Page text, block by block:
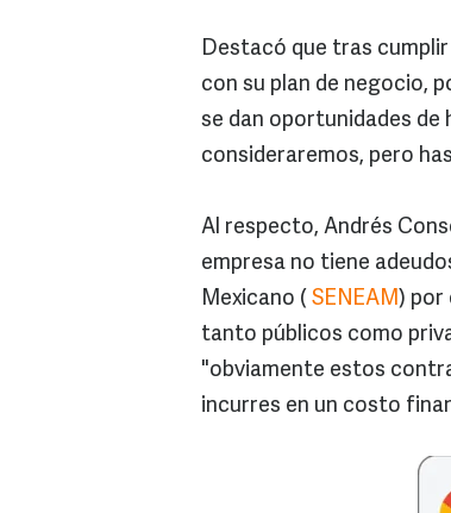
Destacó que tras
con su plan de negocio,
se dan oportunidades de
consideraremos, pero
Al respecto, Andrés
empresa no tiene
Mexicano ( SENEAM) por
tanto públicos como
"obviamente estos
incurres en un costo